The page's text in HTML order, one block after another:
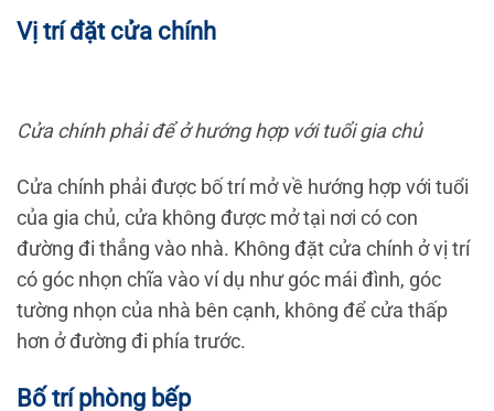
Vị trí đặt cửa chính
Cửa chính phải để ở hướng hợp với tuổi gia chủ
Cửa chính phải được bố trí mở về hướng hợp với tuổi
của gia chủ, cửa không được mở tại nơi có con
đường đi thẳng vào nhà. Không đặt cửa chính ở vị trí
có góc nhọn chĩa vào ví dụ như góc mái đình, góc
tường nhọn của nhà bên cạnh, không để cửa thấp
hơn ở đường đi phía trước.
Bố trí phòng bếp